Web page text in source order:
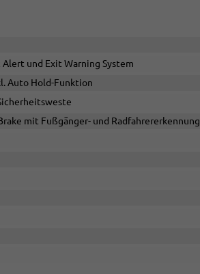
Alert und Exit Warning System
Auto Hold-Funktion
mit Fußgänger- und Radfahrererkennung